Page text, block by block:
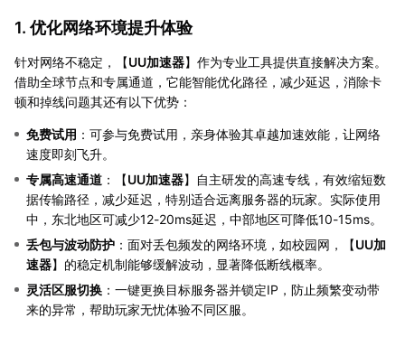
1. 优化网络环境提升体验
针对网络不稳定，【UU加速器】作为专业工具提供直接解决方案。
借助全球节点和专属通道，它能智能优化路径，减少延迟，消除卡
顿和掉线问题其还有以下优势：
免费试用 ：可参与免费试用，亲身体验其卓越加速效能，让网络
速度即刻飞升。
专属高速通道 ：【UU加速器】自主研发的高速专线，有效缩短数
据传输路径，减少延迟，特别适合远离服务器的玩家。实际使用
中，东北地区可减少12-20ms延迟，中部地区可降低10-15ms。
丢包与波动防护 ：面对丢包频发的网络环境，如校园网，【UU加
速器】的稳定机制能够缓解波动，显著降低断线概率。
灵活区服切换 ：一键更换目标服务器并锁定IP，防止频繁变动带
来的异常，帮助玩家无忧体验不同区服。